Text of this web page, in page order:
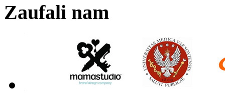
Zaufali nam